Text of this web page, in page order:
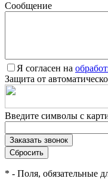
Сообщение
Я согласен на
Защита от
Введите символы с
* - Поля, обязательные